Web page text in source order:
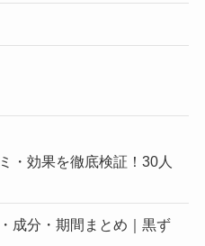
・効果を徹底検証！30人
成分・期間まとめ｜黒ず